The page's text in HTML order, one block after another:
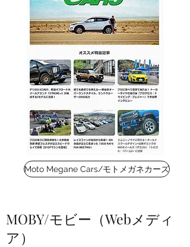
Moto Megane Cars/モトメガネカーズ
MOBY/モビー（Webメディ
ア）